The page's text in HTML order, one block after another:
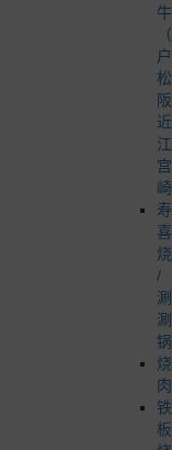
牛
松
近
宫
寿
喜
烧
/
涮
涮
锅
烧
肉
铁
板